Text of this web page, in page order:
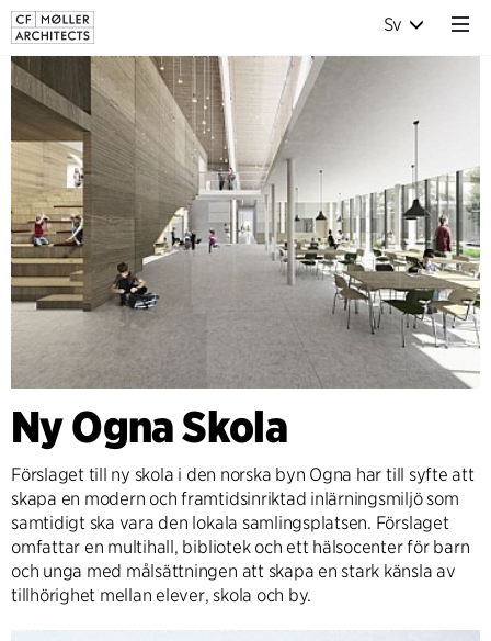
Sv
Ny Ogna Skola
Förslaget till ny skola i den norska byn Ogna har till syfte att
skapa en modern och framtidsinriktad inlärningsmiljö som
samtidigt ska vara den lokala samlingsplatsen. Förslaget
omfattar en multihall, bibliotek och ett hälsocenter för barn
och unga med målsättningen att skapa en stark känsla av
tillhörighet mellan elever, skola och by.